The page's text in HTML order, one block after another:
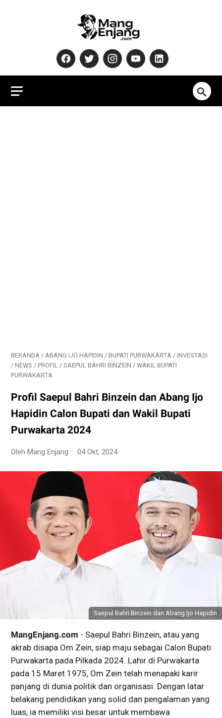
BERANDA / ABANG IJO HAPIDIN / BUPATI PURWAKARTA / INVESTASI
/ NEWS / PROFIL / SAEPUL BAHRI BINZEIN / WAKIL BUPATI
PURWAKARTA
Profil Saepul Bahri Binzein dan Abang Ijo
Hapidin Calon Bupati dan Wakil Bupati
Purwakarta 2024
Oleh Mang Enjang 04 Okt, 2024
Saepul Bahri Binzein dan Abang Ijo Hapidin
MangEnjang.com - Saepul Bahri Binzein, atau yang
akrab disapa Om Zein, siap maju sebagai Calon Bupati
Purwakarta pada Pilkada 2024. Lahir di Purwakarta
pada 15 Maret 1975, Om Zein telah menapaki karir
panjang di dunia politik dan organisasi. Dengan latar
belakang pendidikan yang solid dan pengalaman yang
luas, ia memiliki visi besar untuk membawa